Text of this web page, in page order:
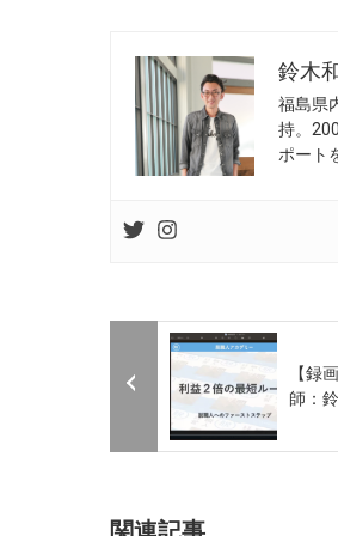
鈴木
福島県
持。
ポート
【録
師：